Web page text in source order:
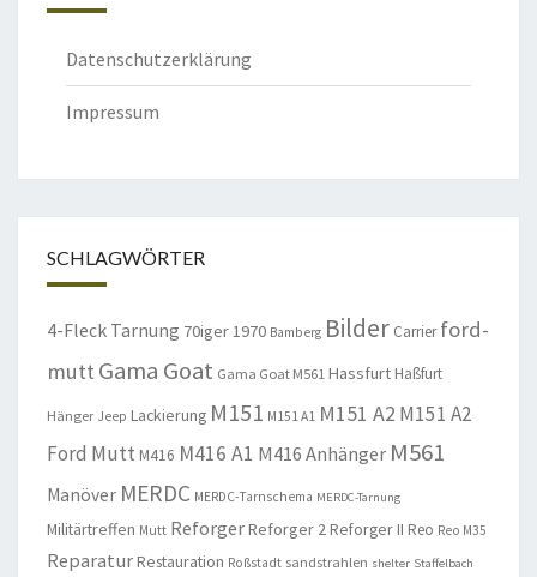
Datenschutzerklärung
Impressum
SCHLAGWÖRTER
4-Fleck Tarnung 70iger1970 Bamberg Bilder Carrier ford-
mutt Gama Goat Gama Goat M561 Hassfurt Haßfurt
Hänger Jeep Lackierung M151 M151 A1 M151 A2 M151 A2
Ford Mutt M416 M416 A1 M416 Anhänger M561
Manöver MERDC MERDC-Tarnschema MERDC-Tarnung
Militärtreffen Mutt ReforgerReforger 2Reforger II Reo Reo M35
ReparaturRestauration Roßstadt sandstrahlen shelter Staffelbach